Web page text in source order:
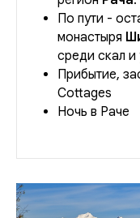
По пути -
монастыря
среди скал
Прибытие,
Cottages
Ночь в Раче